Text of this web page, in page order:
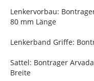
Lenkervorbau:
80 mm Länge
Lenkerband Griffe:
Sattel: Bontrager
Breite